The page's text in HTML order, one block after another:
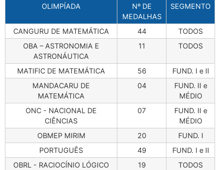
OLIMPÍADA
Nº DE
MEDALHAS
SEGMENTO
CANGURU DE MATEMÁTICA 44
TODOS
OBA – ASTRONOMIA E
ASTRONÁUTICA
11 TODOS
MATIFIC DE MATEMÁTICA 56
FUND. I e II
MANDACARU DE
MATEMÁTICA
04
FUND. II e
MÉDIO
ONC - NACIONAL DE
CIÊNCIAS
07
FUND. II e
MÉDIO
OBMEP MIRIM
20
FUND. I
PORTUGUÊS
49
FUND. I e II
OBRL - RACIOCÍNIO LÓGICO
19
TODOS